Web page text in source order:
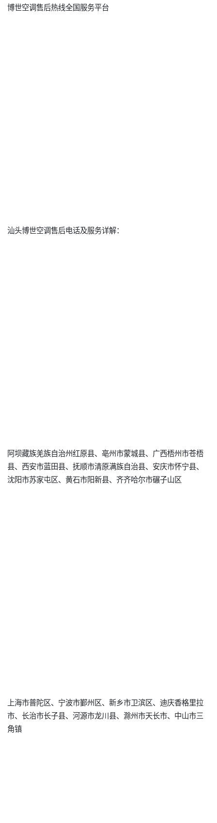
博世空调售后热线全国服务平台
汕头博世空调售后电话及服务详解：
阿坝藏族羌族自治州红原县、亳州市蒙城县、广西梧州市苍梧
县、西安市蓝田县、抚顺市清原满族自治县、安庆市怀宁县、
沈阳市苏家屯区、黄石市阳新县、齐齐哈尔市碾子山区
上海市普陀区、宁波市鄞州区、新乡市卫滨区、迪庆香格里拉
市、长治市长子县、河源市龙川县、滁州市天长市、中山市三
角镇